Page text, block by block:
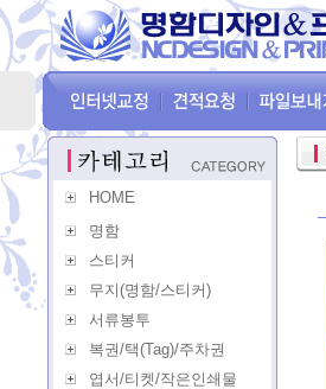
HOME
명함
스티커
무지(명함/스티커)
서류봉투
복권/택(Tag)/주차권
엽서/티켓/작은인쇄물